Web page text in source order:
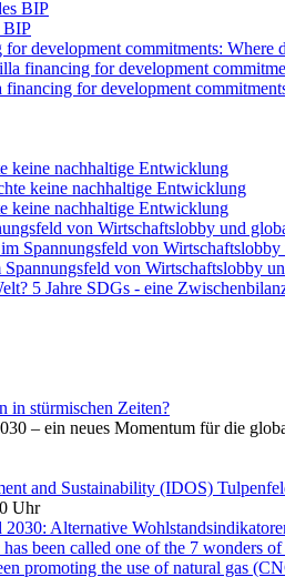
BIP
development commitments: Where
for development
keine nachhaltige Entwicklung
keine nachhaltige Entwicklung
von Wirtschaftslobby und
von Wirtschaftslobby
5 Jahre SDGs - eine
in stürmischen Zeiten?
– ein neues Momentum für die
and Sustainability (IDOS)
Uhr
Alternative